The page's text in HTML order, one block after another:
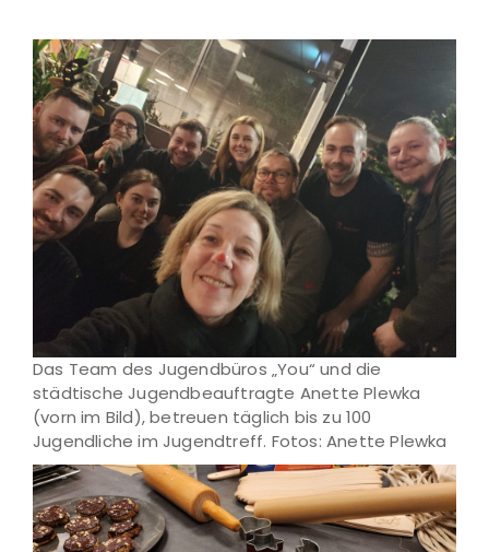
Das Team des Jugendbüros „You“ und die
städtische Jugendbeauftragte Anette Plewka
(vorn im Bild), betreuen täglich bis zu 100
Jugendliche im Jugendtreff. Fotos: Anette Plewka